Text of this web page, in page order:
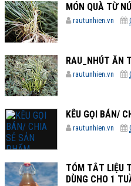
MÓN QUÀ TỪ
rautunhien.vn
RAU_NHÚT ĂN
rautunhien.vn
KÊU GỌI BÁN/
rautunhien.vn
TÓM TẮT LIỆU
DÙNG CHO 1